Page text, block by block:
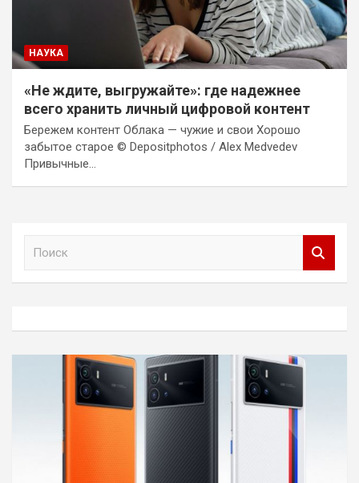
НАУКА
«Не ждите, выгружайте»: где надежнее
всего хранить личный цифровой контент
Бережем контент Облака — чужие и свои Хорошо
забытое старое © Depositphotos / Alex Medvedev
Привычные…